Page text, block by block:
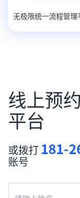
无极限统一流程管
线上预
平台
或拨打 181-
账号